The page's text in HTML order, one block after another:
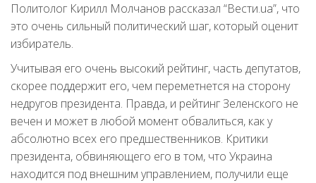
Политолог Кирилл Молчанов рассказал “Вести.ua”, что
это очень сильный политический шаг, который оценит
избиратель.
Учитывая его очень высокий рейтинг, часть депутатов,
скорее поддержит его, чем переметнется на сторону
недругов президента. Правда, и рейтинг Зеленского не
вечен и может в любой момент обвалиться, как у
абсолютно всех его предшественников. Критики
президента, обвиняющего его в том, что Украина
находится под внешним управлением, получили еще